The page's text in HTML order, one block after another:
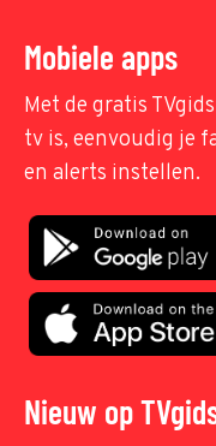
Mobiele apps
Met de gratis
tv is, eenvoudig je
en alerts instellen.
Nieuw op